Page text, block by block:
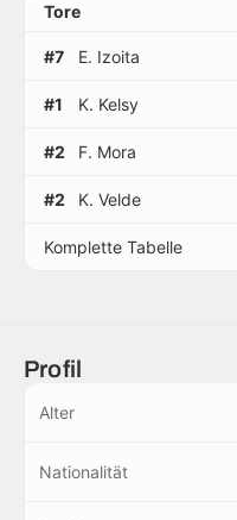
Tore
#7 E. Izoita
#1 K. Kelsy
#2 F. Mora
#2 K. Velde
Komplette Tabelle
Profil
Alter
Nationalität